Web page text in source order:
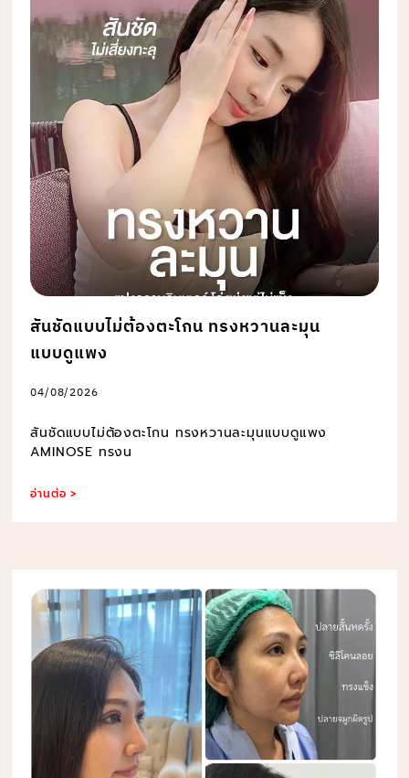
สันชัดแบบไม่ต้องตะโกน ทรงหวานละมุน
แบบดูแพง
04/08/2026
สันชัดแบบไม่ต้องตะโกน ทรงหวานละมุนแบบดูแพง
AMINOSE ทรงน
อ่านต่อ >